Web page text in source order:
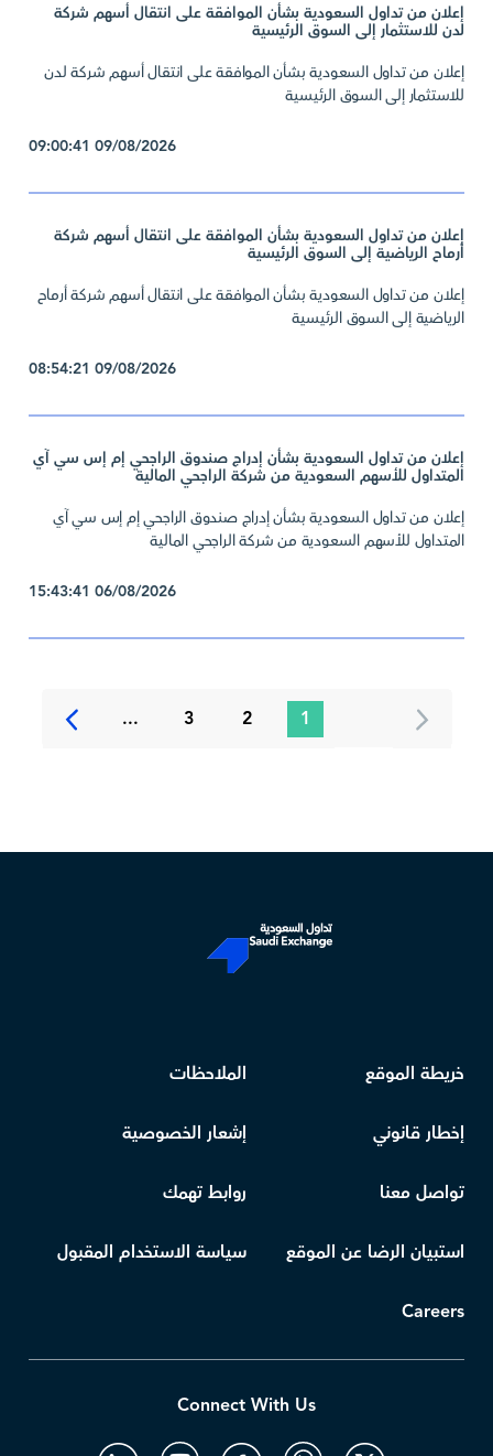
إعلان من تداول السعودية بشأن الموافقة على انتقال أسهم شركة
لدن للاستثمار إلى السوق الرئيسية
إعلان من تداول السعودية بشأن الموافقة على انتقال أسهم شركة لدن
للاستثمار إلى السوق الرئيسية
09/08/2026 09:00:41
إعلان من تداول السعودية بشأن الموافقة على انتقال أسهم شركة
أرماح الرياضية إلى السوق الرئيسية
إعلان من تداول السعودية بشأن الموافقة على انتقال أسهم شركة أرماح
الرياضية إلى السوق الرئيسية
09/08/2026 08:54:21
إعلان من تداول السعودية بشأن إدراج صندوق الراجحي إم إس سي آي
المتداول للأسهم السعودية من شركة الراجحي المالية
إعلان من تداول السعودية بشأن إدراج صندوق الراجحي إم إس سي آي
المتداول للأسهم السعودية من شركة الراجحي المالية
06/08/2026 15:43:41
1
2
3
...
خريطة الموقع الملاحظات
إخطار قانوني إشعار الخصوصية
تواصل معنا روابط تهمك
استبيان الرضا عن الموقع سياسة الاستخدام المقبول
Careers
Connect With Us